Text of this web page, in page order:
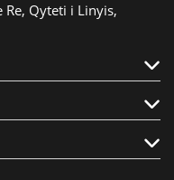
Re, Qyteti i Linyis,